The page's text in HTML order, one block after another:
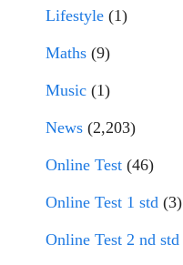
Lifestyle (1)
Maths (9)
Music (1)
News (2,203)
Online Test (46)
Online Test 1 std (3)
Online Test 2 nd std